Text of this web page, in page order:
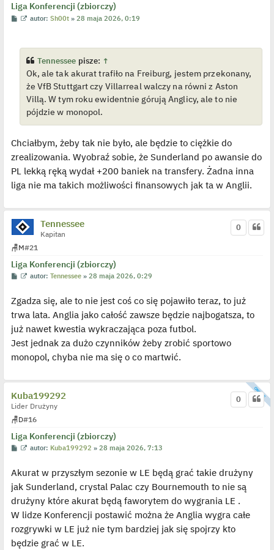
y
o
Liga Konferencji (zbiorczy)
P
W
i
e
t
l
o
j
e
d
z
y
p
o
s
t
autor:Sh00t »28 maja 2026, 0:19
Tennessee pisze: ↑
Ok, ale tak akurat trafiło na Freiburg, jestem przekonany,
że VfB Stuttgart czy Villarreal walczy na równi z Aston
Villą. W tym roku ewidentnie górują Anglicy, ale to nie
pójdzie w monopol.
Chciałbym, żeby tak nie było, ale będzie to ciężkie do
zrealizowania. Wyobraź sobie, że Sunderland po awansie do
PL lekką ręką wydał +200 baniek na transfery. Żadna inna
liga nie ma takich możliwości finansowych jak ta w Anglii.
Tennessee
Kapitan
🪑M#21
Liga Konferencji (zbiorczy)
0
P
t
W
w
e
l
p
o
j
e
y
c
z
y
p
s
autor:Tennessee »28 maja 2026, 0:29
Zgadza się, ale to nie jest coś co się pojawiło teraz, to już
trwa lata. Anglia jako całość zawsze będzie najbogatsza, to
już nawet kwestia wykraczająca poza futbol.
Jest jednak za dużo czynników żeby zrobić sportowo
monopol, chyba nie ma się o co martwić.
Kuba199292
Lider Drużyny
🪑D#16
Liga Konferencji (zbiorczy)
0
P
t
W
w
e
l
p
o
j
e
d
autor: Kuba199292 »28 maja 2026, 7:13
Akurat w przyszłym sezonie w LE będą grać takie drużyny
jak Sunderland, crystal Palac czy Bournemouth to nie są
drużyny które akurat będą faworytem do wygrania LE .
W lidze Konferencji postawić można że Anglia wygra całe
rozgrywki w LE już nie tym bardziej jak się spojrzy kto
będzie grać w LE.